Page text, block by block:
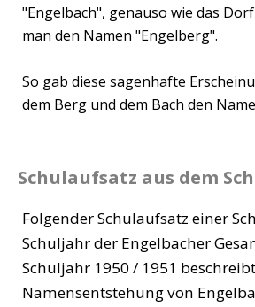
"Engelbach", genauso wie das
man den Namen "Engelberg".
So gab diese sagenhafte
dem Berg und dem Bach den
Schulaufsatz aus dem
Folgender Schulaufsatz einer
Schuljahr der Engelbacher
Schuljahr 1950 / 1951
Namensentstehung von